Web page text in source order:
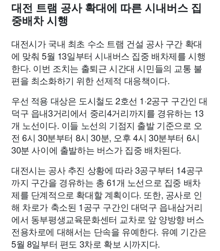
대전 트램 공사 확대에 따른 시내버스 집
중배차 시행
대전시가 국내 최초 수소 트램 건설 공사 구간 확대
에 맞춰 5월 13일부터 시내버스 집중 배차제를 시행
한다. 이번 조치는 출퇴근 시간대 시민들의 교통 불
편을 최소화하기 위한 선제적 대응책이다.
우선 적용 대상은 도시철도 2호선 1·2공구 구간인 대
덕구 읍내3거리에서 중리4거리까지를 경유하는 13
개 노선이다. 이들 노선의 기점지 출발 기준으로 오
전 6시 30분부터 8시 30분, 오후 4시 30분부터 6시
30분 사이에 출발하는 버스가 집중 배차된다.
대전시는 공사 추진 상황에 따라 3공구부터 14공구
까지 구간을 경유하는 총 61개 노선으로 집중 배차
제를 단계적으로 확대할 계획이다. 또한, 공사로 인
해 차로가 축소된 1공구 구간인 대덕구 읍내삼거리
에서 동부평생교육문화센터 교차로 앞 양방향 버스
전용차로에 대해서는 단속을 유예한다. 유예 기간은
5월 8일부터 편도 3차로 확보 시까지다.